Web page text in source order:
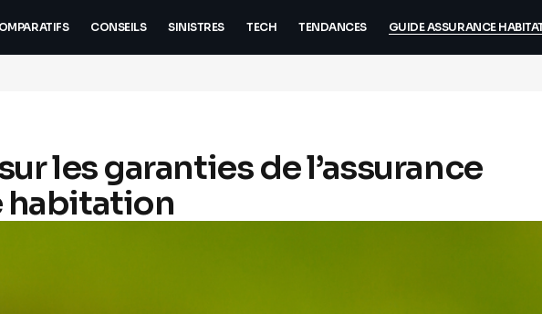
CONSEILS SINISTRES TECH TENDANCES GUIDE ASSURANCE
les garanties de l’assurance
habitation